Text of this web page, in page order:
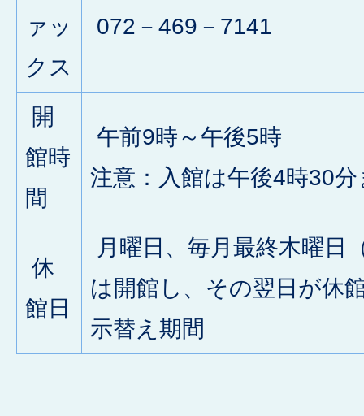
ァッ
クス
072－469－7141
開
館時
間
午前9時～午後5時
注意：入館は午後4時30分
休
館日
月曜日、毎月最終木曜日
は開館し、その翌日が休
示替え期間